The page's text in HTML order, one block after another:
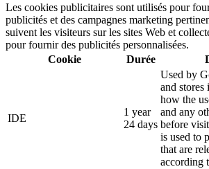
Les cookies publicitaires sont utilisés pour
publicités et des campagnes marketing
suivent les visiteurs sur les sites Web et
pour fournir des publicités personnalisées.
Cookie
Durée
IDE
1 year
24 days
Used by
and stores
how the
and any
before
is used to
that are
according